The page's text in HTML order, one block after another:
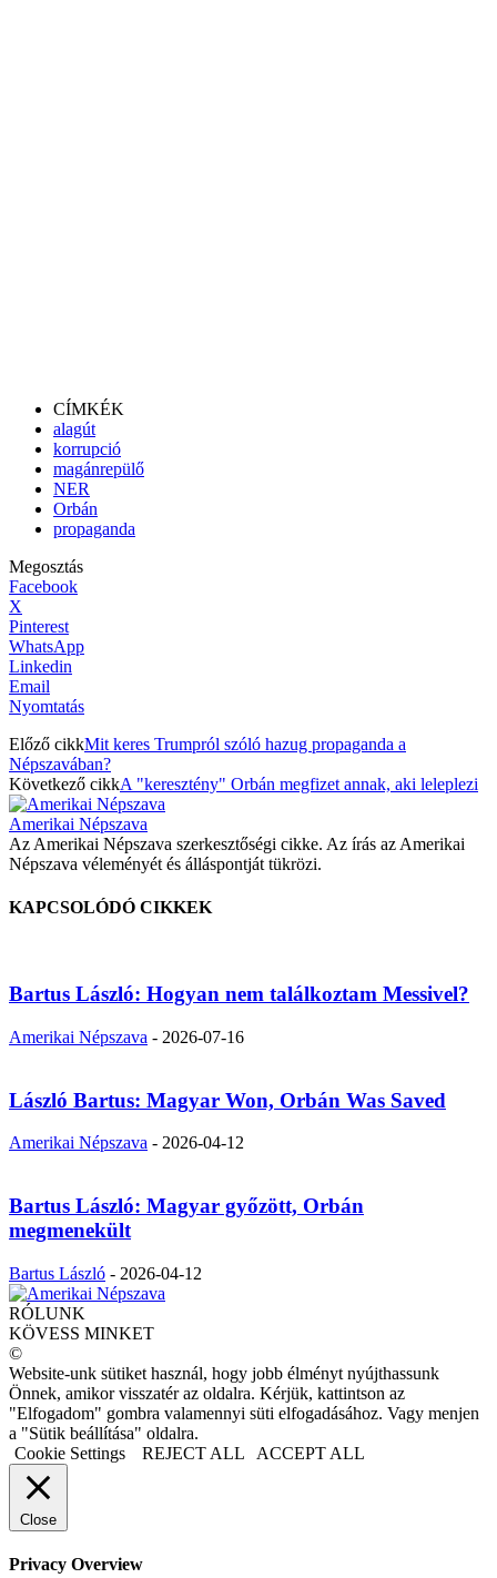
CÍMKÉK
alagút
korrupció
magánrepülő
NER
Orbán
propaganda
Megosztás
Facebook
X
Pinterest
WhatsApp
Linkedin
Email
Nyomtatás
Előző cikkMit keres Trumpról szóló hazug propaganda a
Népszavában?
Következő cikkA "keresztény" Orbán megfizet annak, aki leleplezi
Amerikai Népszava
Az Amerikai Népszava szerkesztőségi cikke. Az írás az Amerikai
Népszava véleményét és álláspontját tükrözi.
KAPCSOLÓDÓ CIKKEK
Bartus László: Hogyan nem találkoztam Messivel?
Amerikai Népszava - 2026-07-16
László Bartus: Magyar Won, Orbán Was Saved
Amerikai Népszava - 2026-04-12
Bartus László: Magyar győzött, Orbán
megmenekült
Bartus László - 2026-04-12
RÓLUNK
KÖVESS MINKET
©
Website-unk sütiket használ, hogy jobb élményt nyújthassunk
Önnek, amikor visszatér az oldalra. Kérjük, kattintson az
"Elfogadom" gombra valamennyi süti elfogadásához. Vagy menjen
a "Sütik beállítása" oldalra.
Cookie Settings
REJECT ALL ACCEPT ALL
Close
Privacy Overview